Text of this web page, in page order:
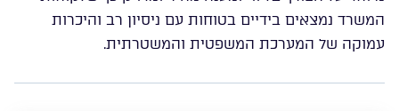
המשרד נמצאים בידיים בטוחות עם ניסיון רב והיכרות
עמוקה של המערכת המשפטית והמשטרתית.